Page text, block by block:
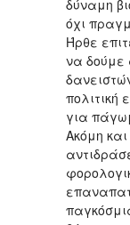
δύναμη
όχι
Ήρθε
να δούμε
πολιτική
για
Ακόμη